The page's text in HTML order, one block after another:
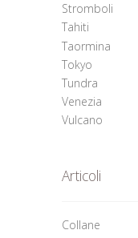
Stromboli
Tahiti
Taormina
Tokyo
Tundra
Venezia
Vulcano
Articoli
Collane